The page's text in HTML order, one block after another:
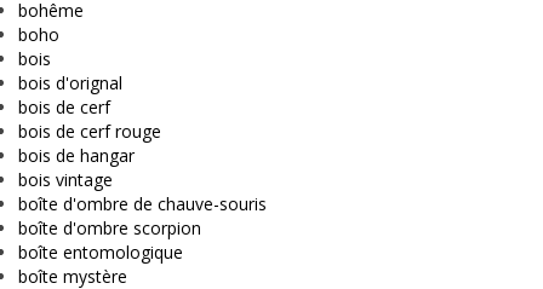
bohême
boho
bois
bois d'orignal
bois de cerf
bois de cerf rouge
bois de hangar
bois vintage
boîte d'ombre de chauve-souris
boîte d'ombre scorpion
boîte entomologique
boîte mystère